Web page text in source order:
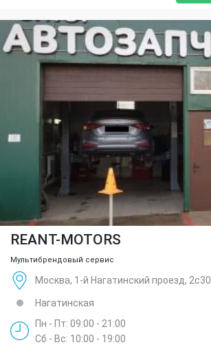
REANT-MOTORS
Мультибрендовый сервис
Москва, 1-й Нагатинский проезд, 2с30
Нагатинская
Пн - Пт: 09:00 - 21:00
Сб - Вс: 10:00 - 19:00